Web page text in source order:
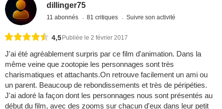
dillinger75
11 abonnés 81 critiques Suivre son activité
4,5 Publiée le 2 février 2017
J'ai été agréablement surpris par ce film d'animation. Dans la
même veine que zootopie les personnages sont très
charismatiques et attachants.On retrouve facilement un ami ou
un parent. Beaucoup de rebondissements et très de péripéties.
J'ai adoré la façon dont les personnages nous sont présentés au
début du film, avec des zooms sur chacun d'eux dans leur petit